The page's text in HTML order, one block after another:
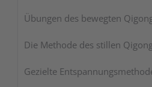
Übungen des bewegten
Die Methode des stillen
Gezielte